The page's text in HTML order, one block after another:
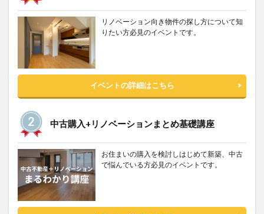
リノベーション向き物件の探し方について知
りたい方必見のイベントです。
イベントの詳細はこちら
中古購入+リノベーションまとめ基礎講座
お住まいの購入を検討しはじめて新築、中古
で悩んでいる方必見のイベントです。